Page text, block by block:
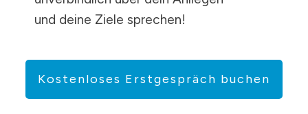
und deine Ziele sprechen!
Kostenloses Erstgespräch buchen